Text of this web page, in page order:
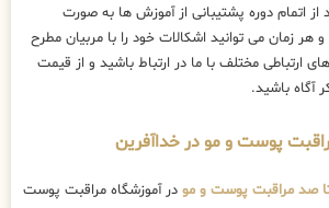
اتمام دوره پشتیبانی از آموزش ها به صورت
هر زمان می توانید اشکالات خود را با مربیان مطرح
های ارتباطی مختلف با ما در ارتباط باشید و از قیمت
آگاه باشید.
پوست و مو در خداآفرین
صد مراقبت پوست و مو در آموزشگاه مراقبت پوست